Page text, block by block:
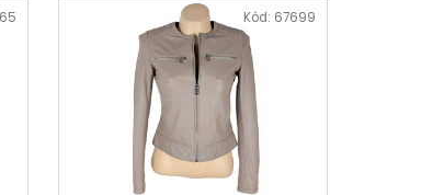
Kód: 67699